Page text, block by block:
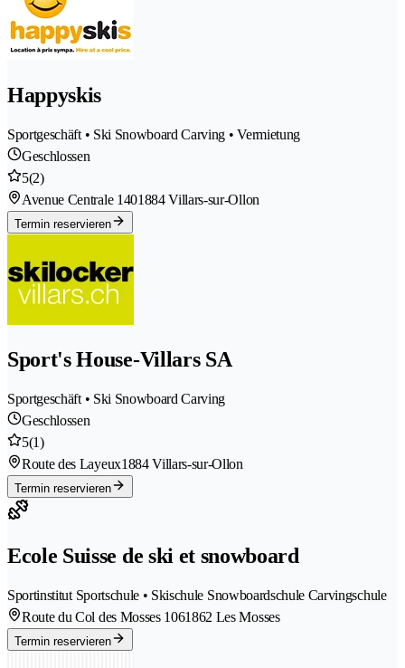
Happyskis
Sportgeschäft • Ski Snowboard Carving • Vermietung
Geschlossen
5(2)
Avenue Centrale 1401884 Villars-sur-Ollon
Termin reservieren
Sport's House-Villars SA
Sportgeschäft • Ski Snowboard Carving
Geschlossen
5(1)
Route des Layeux1884 Villars-sur-Ollon
Termin reservieren
Ecole Suisse de ski et snowboard
Sportinstitut Sportschule • Skischule Snowboardschule Carvingschule
Route du Col des Mosses 1061862 Les Mosses
Termin reservieren